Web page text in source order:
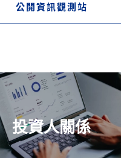
公開資訊觀測站
投資人關係